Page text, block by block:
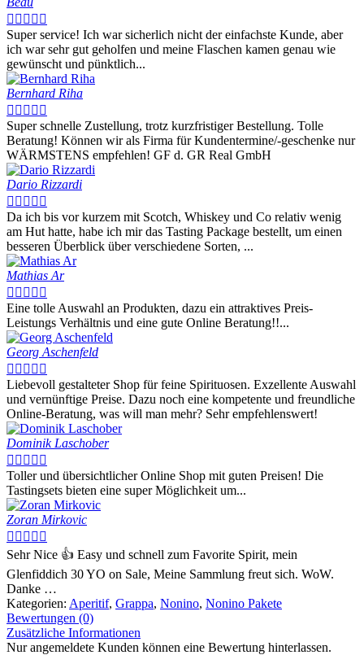
    
Super service! Ich war sicherlich nicht der einfachste Kunde, aber
ich war sehr gut geholfen und meine Flaschen kamen genau wie
gewünscht und pünktlich...
Bernhard Riha
    
Super schnelle Zustellung, trotz kurzfristiger Bestellung. Tolle
Beratung! Können wir als Firma für Kundentermine/-geschenke nur
WÄRMSTENS empfehlen! GF d. GR Real GmbH
Dario Rizzardi
    
Da ich bis vor kurzem mit Scotch, Whiskey und Co relativ wenig
am Hut hatte, habe ich mir das Tasting Package bestellt, um einen
besseren Überblick über verschiedene Sorten, ...
Mathias Ar
    
Eine tolle Auswahl an Produkten, dazu ein attraktives Preis-
Leistungs Verhältnis und eine gute Online Beratung!!...
Georg Aschenfeld
    
Liebevoll gestalteter Shop für feine Spirituosen. Exzellente Auswahl
und vernünftige Preise. Dazu noch eine kompetente und freundliche
Online-Beratung, was will man mehr? Sehr empfehlenswert!
Dominik Laschober
    
Toller und übersichtlicher Online Shop mit guten Preisen! Die
Tastingsets bieten eine super Möglichkeit um...
Zoran Mirkovic
    
Sehr Nice 👍 Easy und schnell zum Favorite Spirit, mein
Glenfiddich 30 YO on Sale, Meine Sammlung freut sich. WoW.
Danke …
Kategorien: Aperitif, Grappa, Nonino, Nonino Pakete
Bewertungen (0)
Zusätzliche Informationen
Nur angemeldete Kunden können eine Bewertung hinterlassen.